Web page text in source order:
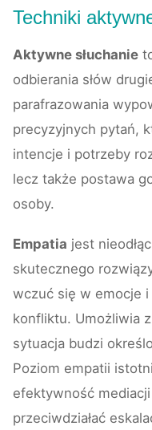
Techniki
Aktywne słuchanie
odbierania słów
parafrazowania
precyzyjnych pytań,
intencje i potrzeby
lecz także postawa
osoby.
Empatia jest
skutecznego
wczuć się w emocje
konfliktu. Umożliwia
sytuacja budzi
Poziom empatii
efektywność
przeciwdziałać